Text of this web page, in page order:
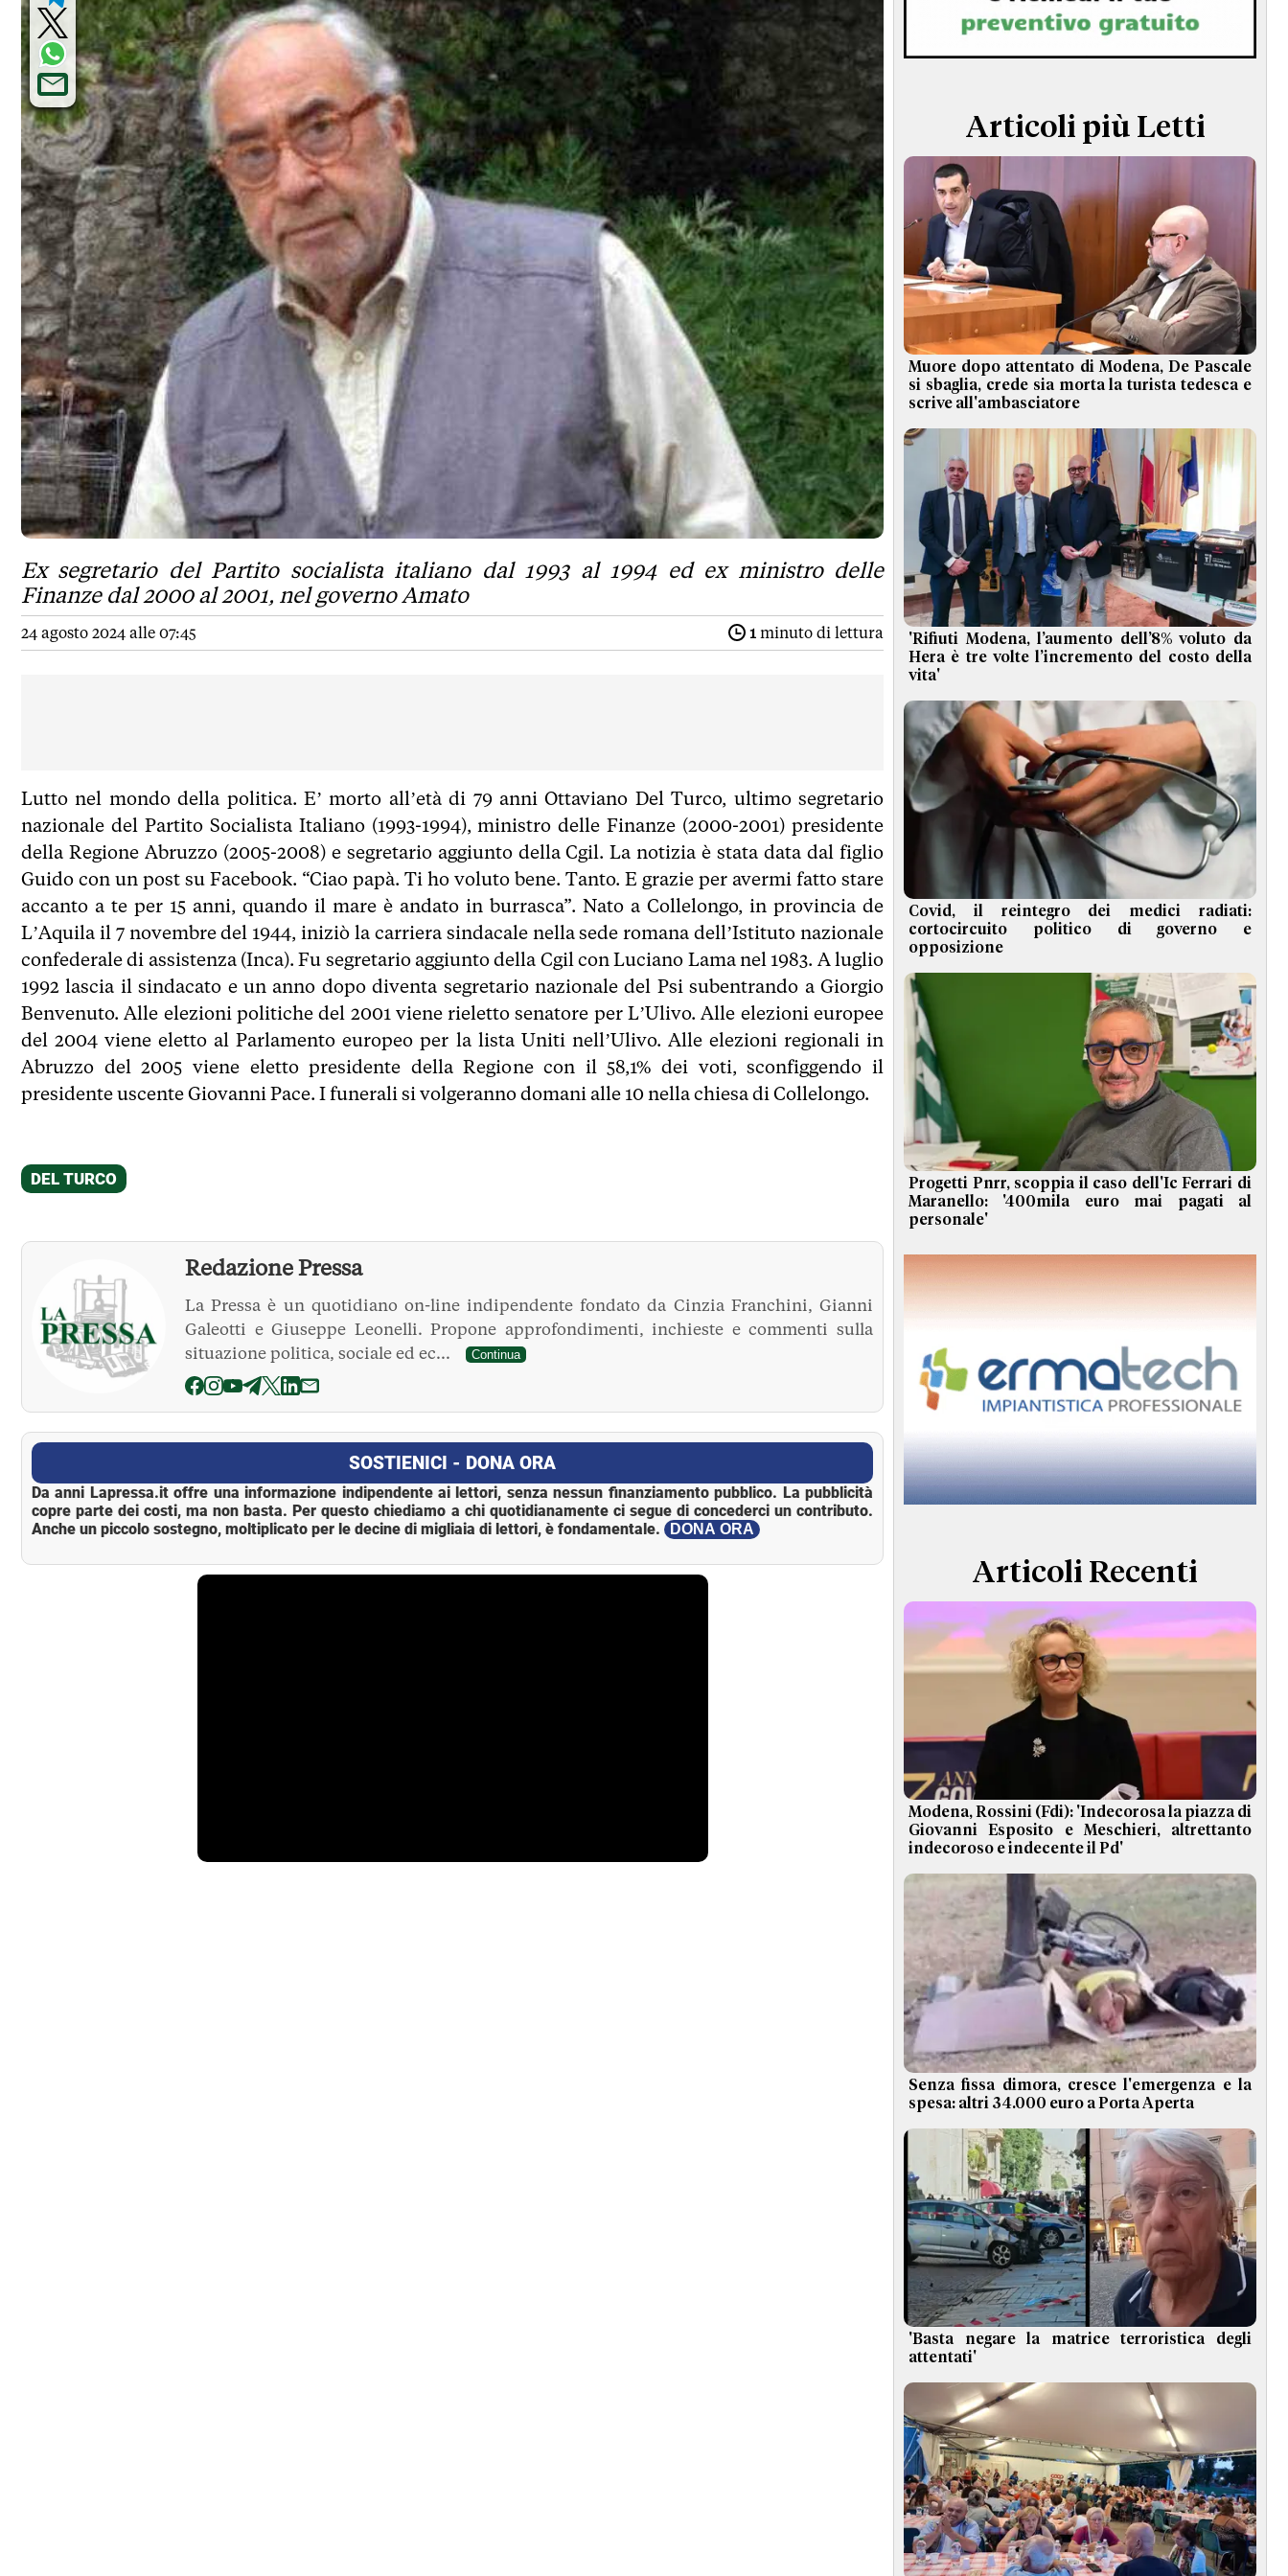
TERMINI e CONDIZIONI
Ex segretario del Partito socialista italiano dal 1993 al 1994 ed ex ministro delle
Finanze dal 2000 al 2001, nel governo Amato
24 agosto 2024 alle 07:45 1 minuto di lettura
Lutto nel mondo della politica. E’ morto all’età di 79 anni Ottaviano Del Turco, ultimo segretario
nazionale del Partito Socialista Italiano (1993-1994), ministro delle Finanze (2000-2001) presidente
della Regione Abruzzo (2005-2008) e segretario aggiunto della Cgil. La notizia è stata data dal figlio
Guido con un post su Facebook. “Ciao papà. Ti ho voluto bene. Tanto. E grazie per avermi fatto stare
accanto a te per 15 anni, quando il mare è andato in burrasca”. Nato a Collelongo, in provincia de
L’Aquila il 7 novembre del 1944, iniziò la carriera sindacale nella sede romana dell’Istituto nazionale
confederale di assistenza (Inca). Fu segretario aggiunto della Cgil con Luciano Lama nel 1983. A luglio
1992 lascia il sindacato e un anno dopo diventa segretario nazionale del Psi subentrando a Giorgio
Benvenuto. Alle elezioni politiche del 2001 viene rieletto senatore per L’Ulivo. Alle elezioni europee
del 2004 viene eletto al Parlamento europeo per la lista Uniti nell’Ulivo. Alle elezioni regionali in
Abruzzo del 2005 viene eletto presidente della Regione con il 58,1% dei voti, sconfiggendo il
presidente uscente Giovanni Pace. I funerali si volgeranno domani alle 10 nella chiesa di Collelongo.
Redazione Pressa
La Pressa è un quotidiano on-line indipendente fondato da Cinzia Franchini, Gianni
Galeotti e Giuseppe Leonelli. Propone approfondimenti, inchieste e commenti sulla
situazione politica, sociale ed ec...
Continua
La Pressa
SOSTIENICI - DONA ORA
Da anni Lapressa.it offre una informazione indipendente ai lettori, senza nessun finanziamento pubblico. La pubblicità
copre parte dei costi, ma non basta. Per questo chiediamo a chi quotidianamente ci segue di concederci un contributo.
Anche un piccolo sostegno, moltiplicato per le decine di migliaia di lettori, è fondamentale.
DONA ORA
Articoli più Letti
Muore dopo attentato di Modena, De Pascale
si sbaglia, crede sia morta la turista tedesca e
scrive all'ambasciatore
'Rifiuti Modena, l’aumento dell’8% voluto da
Hera è tre volte l’incremento del costo della
vita'
Covid, il reintegro dei medici radiati:
cortocircuito politico di governo e
opposizione
Progetti Pnrr, scoppia il caso dell'Ic Ferrari di
Maranello: '400mila euro mai pagati al
personale'
Articoli Recenti
Modena, Rossini (Fdi): 'Indecorosa la piazza di
Giovanni Esposito e Meschieri, altrettanto
indecoroso e indecente il Pd'
Senza fissa dimora, cresce l'emergenza e la
spesa: altri 34.000 euro a Porta Aperta
'Basta negare la matrice terroristica degli
attentati'